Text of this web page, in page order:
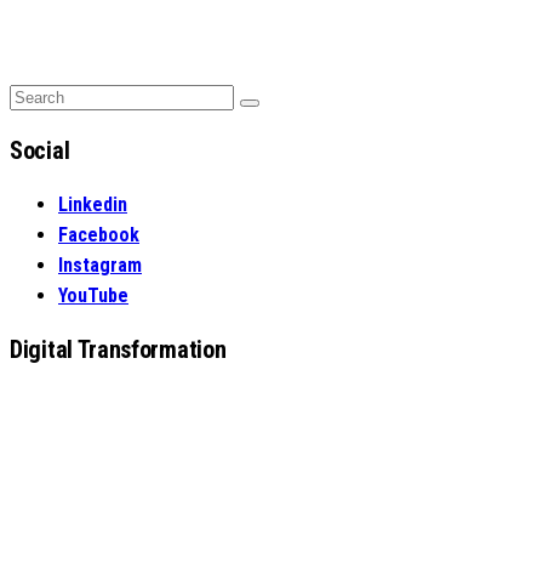
Search
Search
Social
Linkedin
Facebook
Instagram
YouTube
Digital Transformation